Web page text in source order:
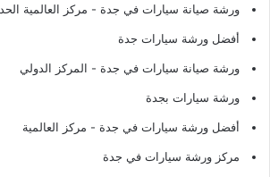
ورشة صيانة سيارات في جدة - مركز العالمية
أفضل ورشة سيارات جدة
ورشة صيانة سيارات في جدة - المركز الدولي
ورشة سيارات بجدة
أفضل ورشة سيارات في جدة - مركز العالمية
مركز ورشة سيارات في جدة